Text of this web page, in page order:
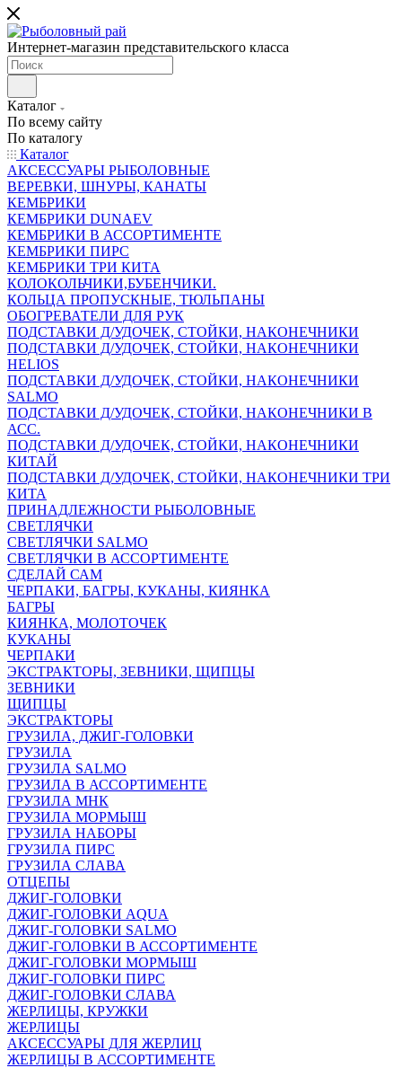
Интернет-магазин представительского класса
Каталог
По всему сайту
По каталогу
Каталог
АКСЕССУАРЫ РЫБОЛОВНЫЕ
ВЕРЕВКИ, ШНУРЫ, КАНАТЫ
КЕМБРИКИ
КЕМБРИКИ DUNAEV
КЕМБРИКИ В АССОРТИМЕНТЕ
КЕМБРИКИ ПИРС
КЕМБРИКИ ТРИ КИТА
КОЛОКОЛЬЧИКИ,БУБЕНЧИКИ.
КОЛЬЦА ПРОПУСКНЫЕ, ТЮЛЬПАНЫ
ОБОГРЕВАТЕЛИ ДЛЯ РУК
ПОДСТАВКИ Д/УДОЧЕК, СТОЙКИ, НАКОНЕЧНИКИ
ПОДСТАВКИ Д/УДОЧЕК, СТОЙКИ, НАКОНЕЧНИКИ
HELIOS
ПОДСТАВКИ Д/УДОЧЕК, СТОЙКИ, НАКОНЕЧНИКИ
SALMO
ПОДСТАВКИ Д/УДОЧЕК, СТОЙКИ, НАКОНЕЧНИКИ В
АСС.
ПОДСТАВКИ Д/УДОЧЕК, СТОЙКИ, НАКОНЕЧНИКИ
КИТАЙ
ПОДСТАВКИ Д/УДОЧЕК, СТОЙКИ, НАКОНЕЧНИКИ ТРИ
КИТА
ПРИНАДЛЕЖНОСТИ РЫБОЛОВНЫЕ
СВЕТЛЯЧКИ
СВЕТЛЯЧКИ SALMO
СВЕТЛЯЧКИ В АССОРТИМЕНТЕ
СДЕЛАЙ САМ
ЧЕРПАКИ, БАГРЫ, КУКАНЫ, КИЯНКА
БАГРЫ
КИЯНКА, МОЛОТОЧЕК
КУКАНЫ
ЧЕРПАКИ
ЭКСТРАКТОРЫ, ЗЕВНИКИ, ЩИПЦЫ
ЗЕВНИКИ
ЩИПЦЫ
ЭКСТРАКТОРЫ
ГРУЗИЛА, ДЖИГ-ГОЛОВКИ
ГРУЗИЛА
ГРУЗИЛА SALMO
ГРУЗИЛА В АССОРТИМЕНТЕ
ГРУЗИЛА МНК
ГРУЗИЛА МОРМЫШ
ГРУЗИЛА НАБОРЫ
ГРУЗИЛА ПИРС
ГРУЗИЛА СЛАВА
ОТЦЕПЫ
ДЖИГ-ГОЛОВКИ
ДЖИГ-ГОЛОВКИ AQUA
ДЖИГ-ГОЛОВКИ SALMO
ДЖИГ-ГОЛОВКИ В АССОРТИМЕНТЕ
ДЖИГ-ГОЛОВКИ МОРМЫШ
ДЖИГ-ГОЛОВКИ ПИРС
ДЖИГ-ГОЛОВКИ СЛАВА
ЖЕРЛИЦЫ, КРУЖКИ
ЖЕРЛИЦЫ
АКСЕССУАРЫ ДЛЯ ЖЕРЛИЦ
ЖЕРЛИЦЫ В АССОРТИМЕНТЕ